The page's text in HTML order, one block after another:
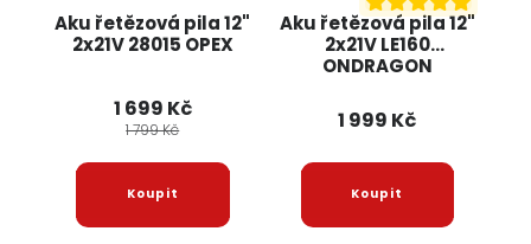
Aku řetězová pila 12"
2x21V 28015 OPEX
1 699 Kč
1 799 Kč
Aku řetězová pila 12"
2x21V LE160
ONDRAGON
1 999 Kč